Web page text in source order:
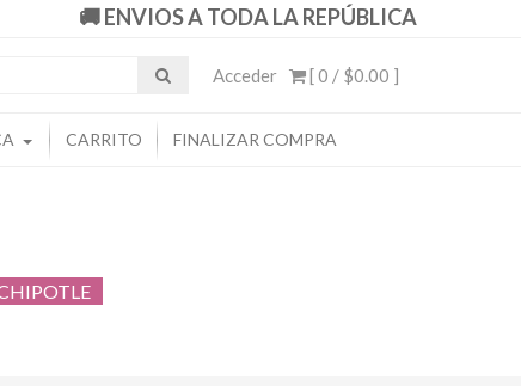
🚚 ENVIOS A TODA LA REPÚBLICA
[ 0 / $0.00 ]
Acceder
CARRITO FINALIZAR COMPRA